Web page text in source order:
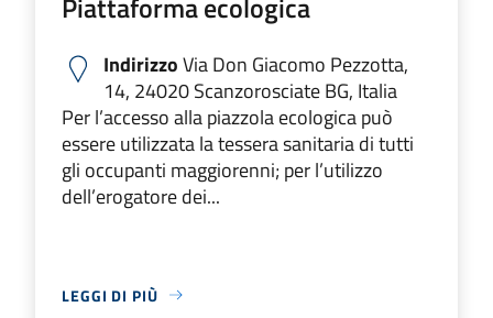
IndirizzoVia Don Giacomo Pezzotta,
14, 24020 Scanzorosciate BG, Italia
Per l’accesso alla piazzola ecologica può
essere utilizzata la tessera sanitaria di tutti
gli occupanti maggiorenni; per l’utilizzo
dell’erogatore dei...
LEGGI DI PIÙ